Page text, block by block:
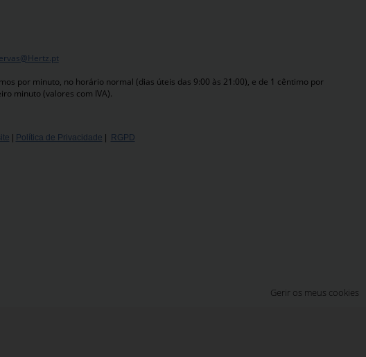
por minuto, no horário normal (dias úteis das 9:00 às 21:00), e de 1 cêntimo por
minuto (valores com IVA).
Política de Privacidade RGPD
Gerir os meus cookies